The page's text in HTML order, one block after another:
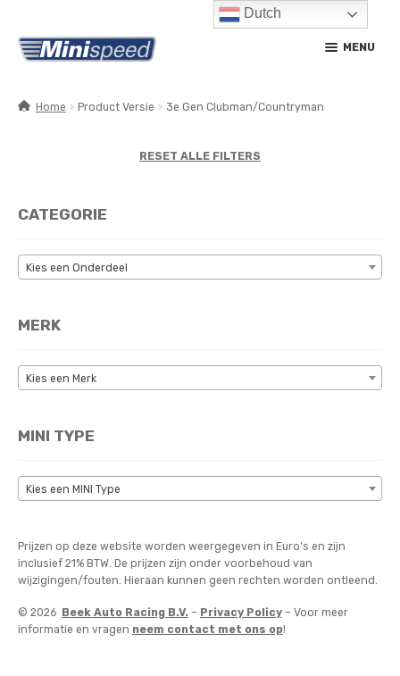
Ga
door
navigatie
Ga
naar
inhoud
MENU
CONTACT
MIJN ACCOUNT
Home Product Versie 3e Gen Clubman/Countryman
RESET ALLE FILTERS
CATEGORIE
Kies een Onderdeel
MERK
Kies een Merk
MINI TYPE
Kies een MINI Type
Prijzen op deze website worden weergegeven in Euro’s en zijn
inclusief 21% BTW. De prijzen zijn onder voorbehoud van
wijzigingen/fouten. Hieraan kunnen geen rechten worden ontleend.
© 2026 Beek Auto Racing B.V. – Privacy Policy– Voor meer
informatie en vragen neem contact met ons op!
Dutch